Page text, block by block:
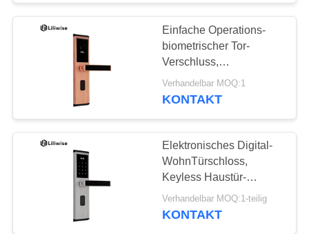
automatisches
Türschloss
Bluetooth-
Türschloss
31
Einfache Operations-
biometrischer Tor-
Verschluss,
Fingerabdruck-
Türeinstieg USB-
Verhandelbar MOQ:1
KONTAKT
Elektronisches Digital-
WohnTürschloss,
Keyless Haustür-
Verschluss Multifuction
Verhandelbar MOQ:1-teilig
KONTAKT